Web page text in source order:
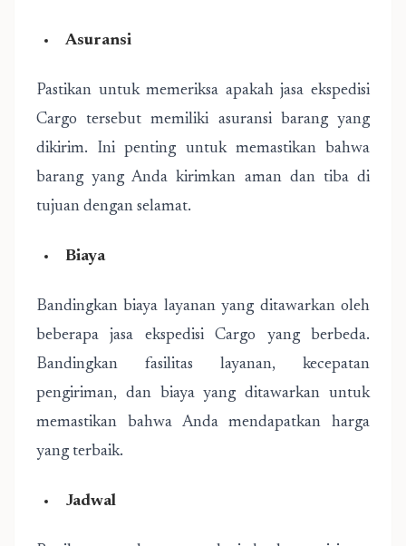
Asuransi
Pastikan untuk memeriksa apakah jasa ekspedisi
Cargo tersebut memiliki asuransi barang yang
dikirim. Ini penting untuk memastikan bahwa
barang yang Anda kirimkan aman dan tiba di
tujuan dengan selamat.
Biaya
Bandingkan biaya layanan yang ditawarkan oleh
beberapa jasa ekspedisi Cargo yang berbeda.
Bandingkan fasilitas layanan, kecepatan
pengiriman, dan biaya yang ditawarkan untuk
memastikan bahwa Anda mendapatkan harga
yang terbaik.
Jadwal